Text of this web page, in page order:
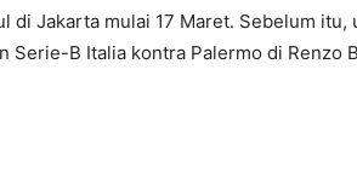
di Jakarta mulai 17 Maret. Sebelum itu,
Serie-B Italia kontra Palermo di Renzo